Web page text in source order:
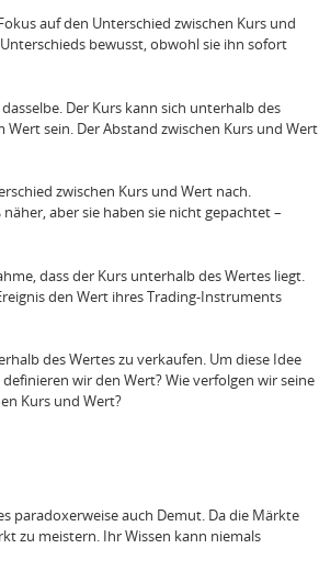
auf den Unterschied zwischen Kurs und
bewusst, obwohl sie ihn sofort
Der Kurs kann sich unterhalb des
sein. Der Abstand zwischen Kurs und Wert
zwischen Kurs und Wert nach.
aber sie haben sie nicht gepachtet –
dass der Kurs unterhalb des Wertes liegt.
den Wert ihres Trading-Instruments
des Wertes zu verkaufen. Um diese Idee
wir den Wert? Wie verfolgen wir seine
Kurs und Wert?
paradoxerweise auch Demut. Da die Märkte
zu meistern. Ihr Wissen kann niemals